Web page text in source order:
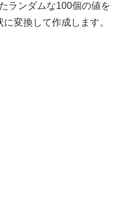
ランダムな100個の値を
変換して作成します。